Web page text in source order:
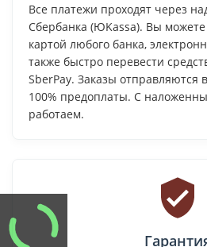
Все платежи проходят через
Сбербанка (ЮKassa). Вы можете
картой любого банка,
также быстро перевести
SberPay. Заказы отправляются
100% предоплаты. С
работаем.